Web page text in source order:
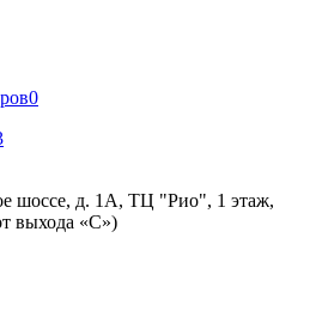
0
шоссе, д. 1А, ТЦ "Рио", 1 этаж,
выхода «С»)